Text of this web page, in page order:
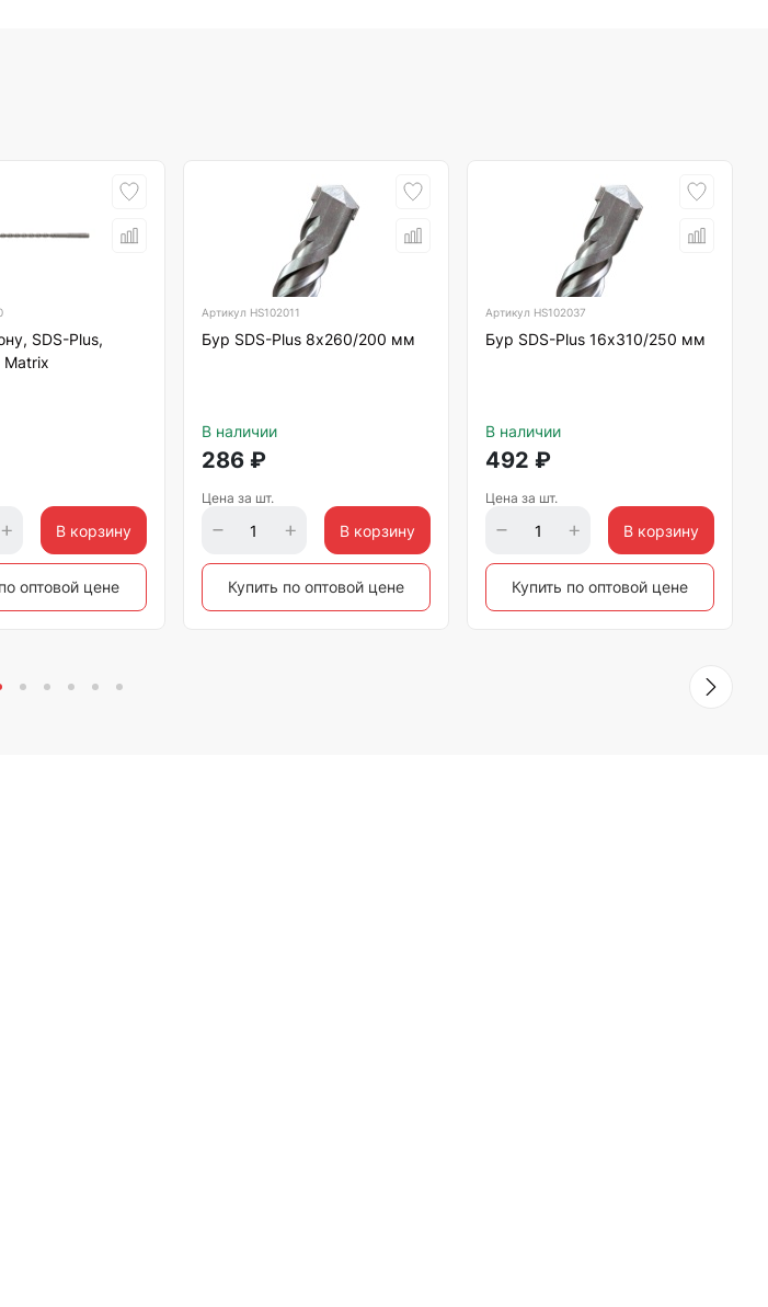
SDS-Plus,
В корзину
оптовой цене
Артикул HS102011
Бур SDS-Plus 8х260/200 мм
В наличии
286₽
Цена за шт.
В корзину
Купить по оптовой цене
Артикул HS102037
Бур SDS-Plus 16х310/250 мм
В наличии
492 ₽
Цена за шт.
В корзину
Купить по оптовой цене